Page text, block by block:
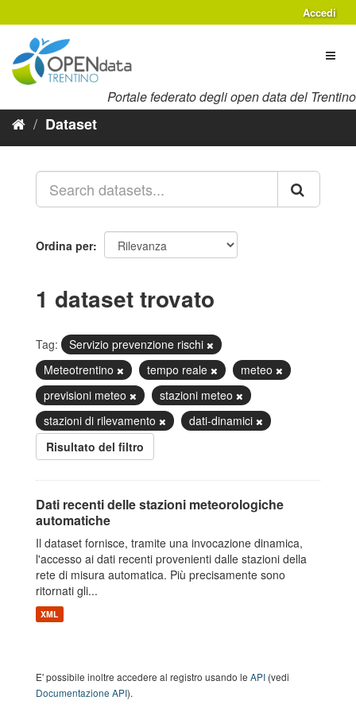
al
contenuto
Accedi
Portale federato degli open data del Trentino
Dataset
Ordina per
1 dataset trovato
Tag:
Servizio prevenzione rischi
Meteotrentino
tempo reale
meteo
previsioni meteo
stazioni meteo
stazioni di rilevamento
dati-dinamici
Risultato del filtro
Dati recenti delle stazioni meteorologiche
automatiche
Il dataset fornisce, tramite una invocazione dinamica,
l'accesso ai dati recenti provenienti dalle stazioni della
rete di misura automatica. Più precisamente sono
ritornati gli...
XML
E' possibile inoltre accedere al registro usando le API (vedi
Documentazione API).